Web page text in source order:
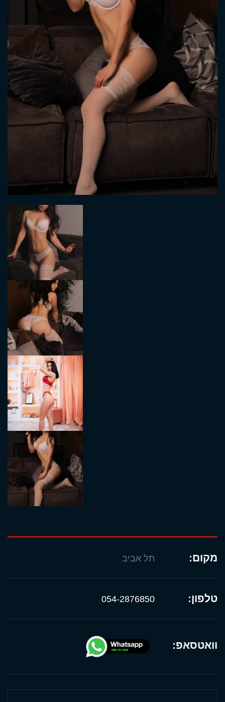
מקום: תל אביב
טלפון: 054-2876850
וואטסאפ: